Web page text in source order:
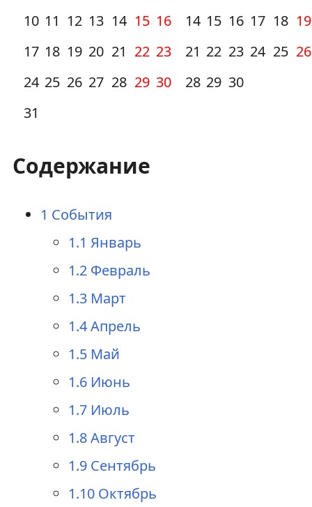
10 11 12 13 14 15 16
17 18 19 20 21 22 23
24 25 26 27 28 29 30
31
14 15 16 17 18 19
21 22 23 24 25 26
28 29 30
Содержание
1 События
1.1 Январь
1.2 Февраль
1.3 Март
1.4Апрель
1.5 Май
1.6 Июнь
1.7 Июль
1.8Август
1.9 Сентябрь
1.10 Октябрь